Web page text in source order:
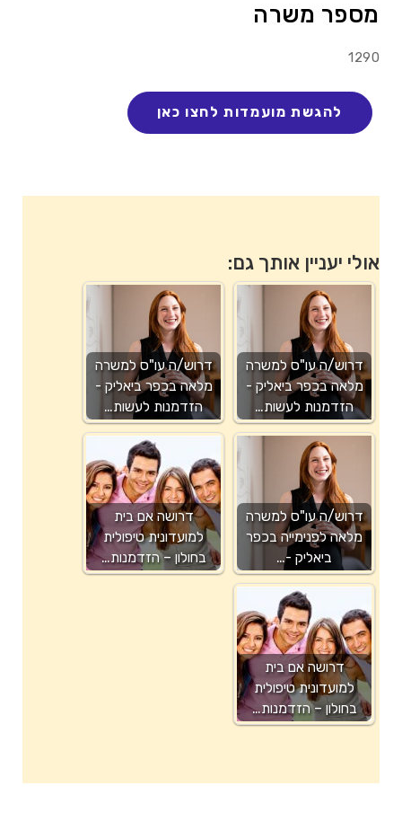
מספר משרה
1290
אולי יעניין אותך גם:
דרוש/ה עו"ס למשרה
מלאה בכפר ביאליק -
הזדמנות לעשות…
דרוש/ה עו"ס למשרה
מלאה בכפר ביאליק -
הזדמנות לעשות…
דרוש/ה עו"ס למשרה
מלאה לפנימייה בכפר
ביאליק -…
דרושה אם בית
למועדונית טיפולית
בחולון – הזדמנות…
דרושה אם בית
למועדונית טיפולית
בחולון – הזדמנות…